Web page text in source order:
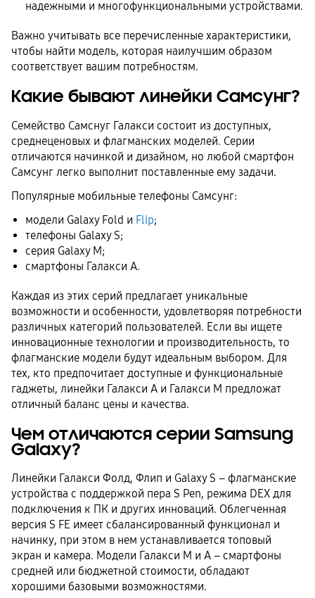
надежными и многофункциональными устройствами.
Важно учитывать все перечисленные характеристики,
чтобы найти модель, которая наилучшим образом
соответствует вашим потребностям.
Какие бывают линейки Самсунг?
Семейство Самснуг Галакси состоит из доступных,
среднеценовых и флагманских моделей. Серии
отличаются начинкой и дизайном, но любой смартфон
Самсунг легко выполнит поставленные ему задачи.
Популярные мобильные телефоны Самсунг:
модели Galaxy Fold и Flip;
телефоны Galaxy S;
серия Galaxy M;
смартфоны Галакси A.
Каждая из этих серий предлагает уникальные
возможности и особенности, удовлетворяя потребности
различных категорий пользователей. Если вы ищете
инновационные технологии и производительность, то
флагманские модели будут идеальным выбором. Для
тех, кто предпочитает доступные и функциональные
гаджеты, линейки Галакси A и Галакси M предложат
отличный баланс цены и качества.
Чем отличаются серии Samsung
Galaxy?
Линейки Галакси Фолд, Флип и Galaxy S – флагманские
устройства с поддержкой пера S Pen, режима DEX для
подключения к ПК и других инноваций. Облегченная
версия S FE имеет сбалансированный функционал и
начинку, при этом в нем устанавливается топовый
экран и камера. Модели Галакси М и A – смартфоны
средней или бюджетной стоимости, обладают
хорошими базовыми возможностями.